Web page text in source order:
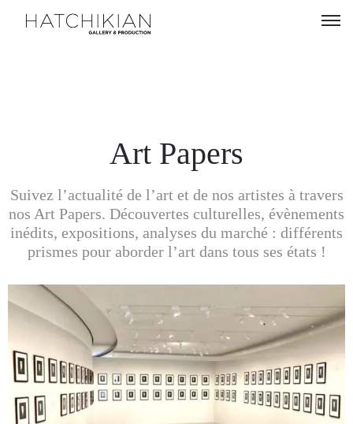
Visitez
notre
Art
notre
Magazine
Contact
Art Papers
Suivez l’actualité de l’art et de nos artistes à travers
nos Art Papers. Découvertes culturelles, évènements
inédits, expositions, analyses du marché : différents
prismes pour aborder l’art dans tous ses états !